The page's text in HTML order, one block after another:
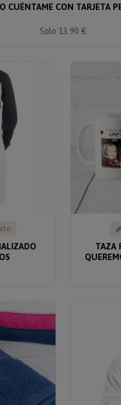
CUÉNTAME CON TARJETA
Solo 13.90 €
TAZA